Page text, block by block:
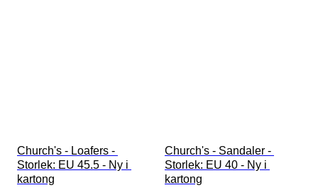
Church's - Loafers -
Storlek: EU 45.5 - Ny i
kartong
Church's - Sandaler -
Storlek: EU 40 - Ny i
kartong